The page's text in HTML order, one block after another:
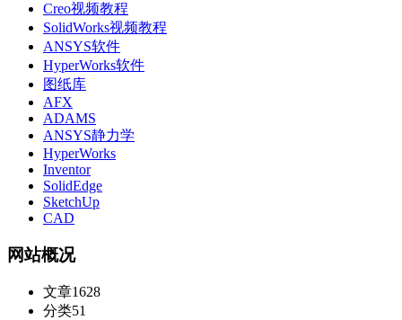
Creo视频教程
SolidWorks视频教程
ANSYS软件
HyperWorks软件
图纸库
AFX
ADAMS
ANSYS静力学
HyperWorks
Inventor
SolidEdge
SketchUp
CAD
网站概况
文章1628
分类51